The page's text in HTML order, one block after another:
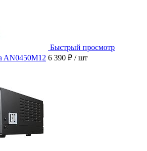
Быстрый просмотр
AN0450M12 6 390 ₽ / шт